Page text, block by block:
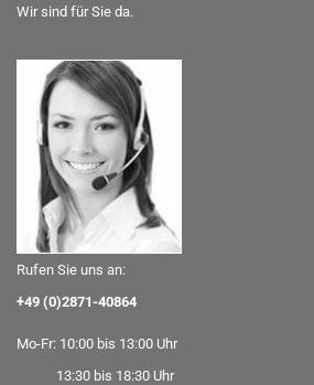
Wir sind für Sie da.
Rufen Sie uns an:
+49 (0)2871-40864
Mo-Fr: 10:00 bis 13:00 Uhr
13:30 bis 18:30 Uhr